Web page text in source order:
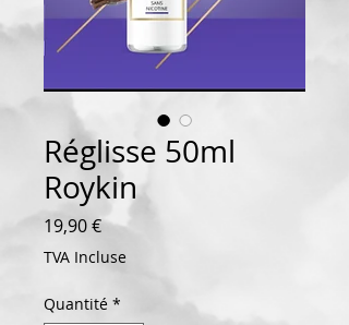
Réglisse 50ml
Roykin
19,90 €Prix
TVA Incluse
Quantité *